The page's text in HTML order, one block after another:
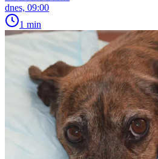
dnes, 09:00
1 min